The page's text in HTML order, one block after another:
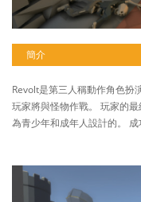
簡介
Revolt是第三人稱動作角色扮
玩家將與怪物作戰。 玩家的
為青少年和成年人設計的。